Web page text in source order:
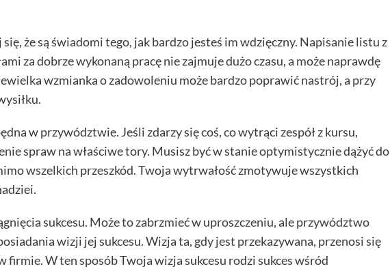
że są świadomi tego, jak bardzo jesteś im wdzięczny. Napisanie listu z
za dobrze wykonaną pracę nie zajmuje dużo czasu, a może naprawdę
wzmianka o zadowoleniu może bardzo poprawić nastrój, a przy
w przywództwie. Jeśli zdarzy się coś, co wytrąci zespół z kursu,
spraw na właściwe tory. Musisz być w stanie optymistycznie dążyć do
wszelkich przeszkód. Twoja wytrwałość zmotywuje wszystkich
sukcesu. Może to zabrzmieć w uproszczeniu, ale przywództwo
wizji jej sukcesu. Wizja ta, gdy jest przekazywana, przenosi się
firmie. W ten sposób Twoja wizja sukcesu rodzi sukces wśród